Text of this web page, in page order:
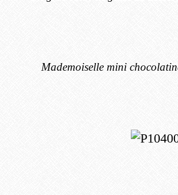
Mademoiselle mini